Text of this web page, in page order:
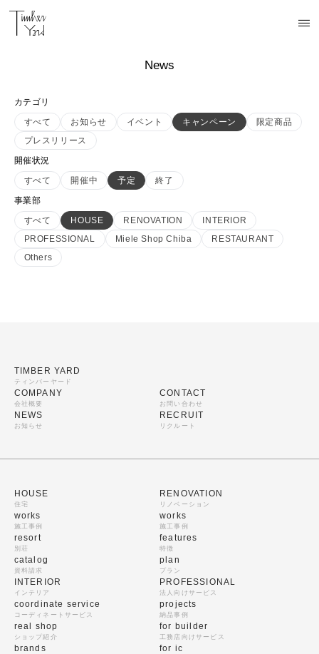
News
カテゴリ
すべて
お知らせ イベント キャンペーン
限定商品
プレスリリース
開催状況
すべて
開催中 予定
終了
事業部
すべて
HOUSE RENOVATION
INTERIOR
PROFESSIONAL
Miele Shop Chiba
RESTAURANT
Others
TIMBER YARD
ティンバーヤード
COMPANY
会社概要
NEWS
お知らせ
CONTACT
お問い合わせ
RECRUIT
リクルート
HOUSE
住宅
works
施工事例
resort
別荘
catalog
資料請求
RENOVATION
リノベーション
works
施工事例
features
特徴
plan
プラン
INTERIOR
インテリア
coordinate service
コーディネートサービス
real shop
ショップ紹介
brands
PROFESSIONAL
法人向けサービス
projects
納品事例
for builder
工務店向けサービス
for ic